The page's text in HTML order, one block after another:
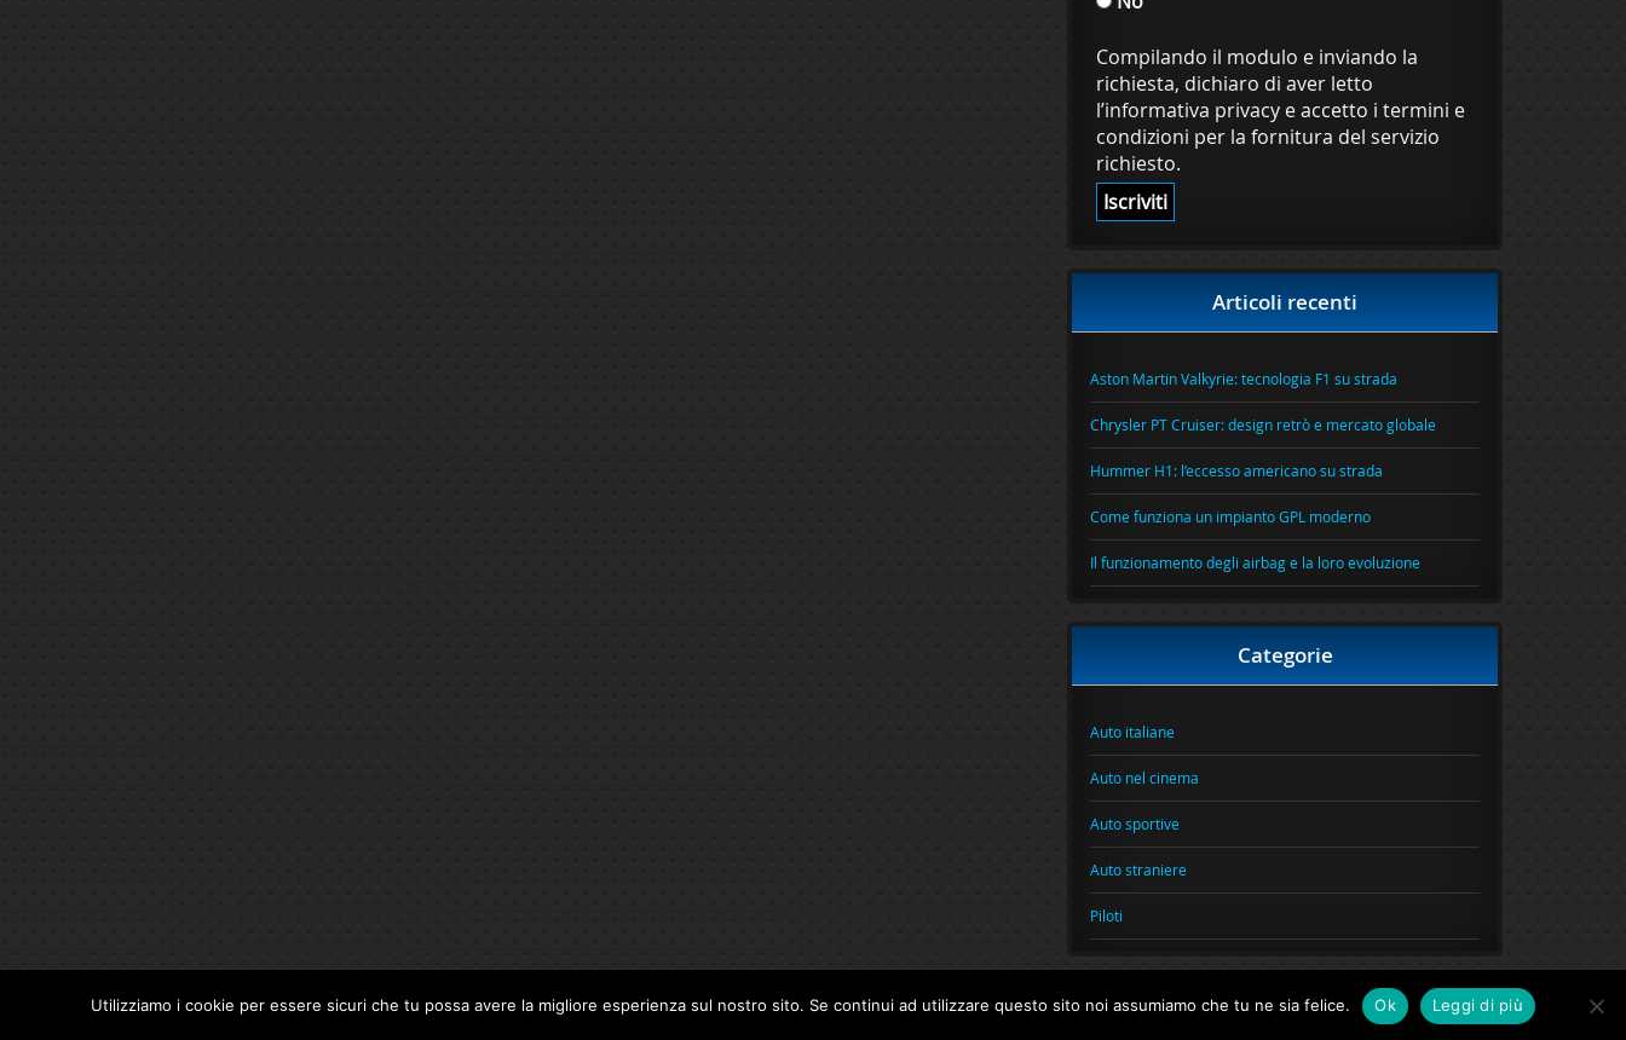
Compilando il modulo e inviando la
richiesta, dichiaro di aver letto
l’informativa privacy e accetto i termini e
condizioni per la fornitura del servizio
richiesto.
Articoli recenti
Aston Martin Valkyrie: tecnologia F1 su strada
Chrysler PT Cruiser: design retrò e mercato globale
Hummer H1: l’eccesso americano su strada
Come funziona un impianto GPL moderno
Il funzionamento degli airbag e la loro evoluzione
Categorie
Auto italiane
Auto nel cinema
Auto sportive
Auto straniere
Piloti
|
Utilizziamo i cookie per essere sicuri che tu possa avere la migliore esperienza sul nostro sito. Se continui ad utilizzare questo sito noi assumiamo che tu ne sia felice. Ok Leggi di più